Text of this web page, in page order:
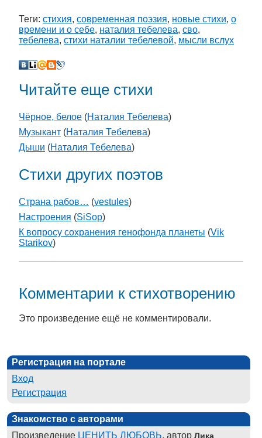
Теги: стихия, современная поэзия, новые стихи, о
времени и о себе, наталия тебелева, сво,
тебелева, стихи наталии тебелевой, мысли вслух
Читайте еще стихи
Чёрное, белое (Наталия Тебелева)
Музыкант (Наталия Тебелева)
Дыши (Наталия Тебелева)
Стихи других поэтов
Страна рабов… (vestules)
Настроения (SiSop)
К вопросу сохранения генофонда планеты (Vik
Starikov)
Комментарии к стихотворению
Это произведение ещё не комментировали.
Регистрация на портале
Вход
Регистрация
Знакомство с авторами
Произведение ЦЕНИТЬ ЛЮБОВЬ, автор Лика